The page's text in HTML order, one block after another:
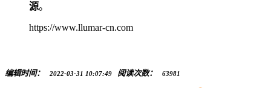
源。
https://www.llumar-cn.com
编辑时间： 2022-03-31 10:07:49 阅读次数： 63981